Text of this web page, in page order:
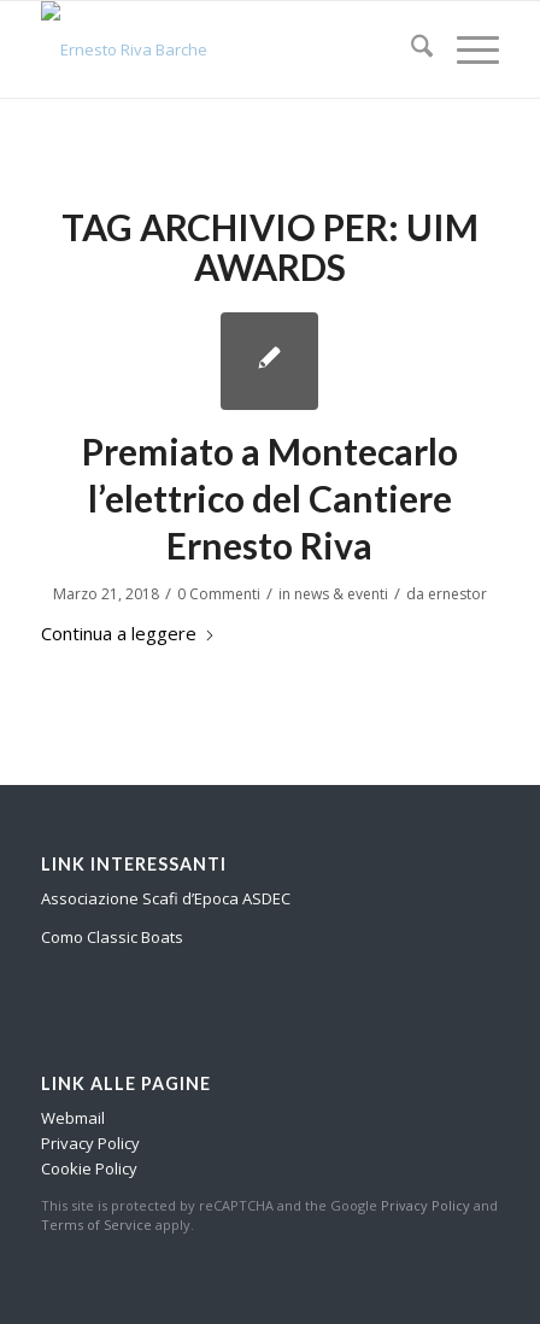
TAG ARCHIVIO PER: UIM
AWARDS
Premiato a Montecarlo
l’elettrico del Cantiere
Ernesto Riva
Marzo 21, 2018 / 0 Commenti / in news & eventi / da ernestor
Continua a leggere
LINK INTERESSANTI
Associazione Scafi d’Epoca ASDEC
Como Classic Boats
LINK ALLE PAGINE
Webmail
Privacy Policy
Cookie Policy
This site is protected by reCAPTCHA and the Google Privacy Policyand
Terms of Service apply.